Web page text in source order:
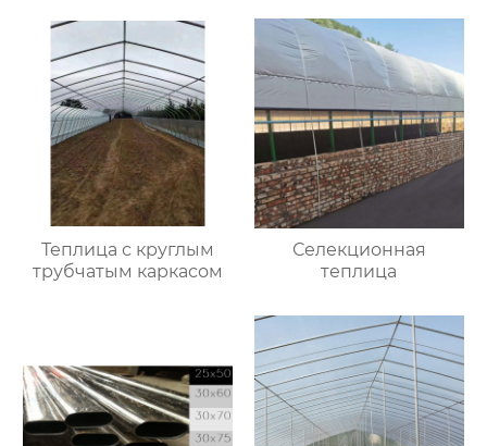
Теплица с круглым
трубчатым каркасом
Селекционная
теплица